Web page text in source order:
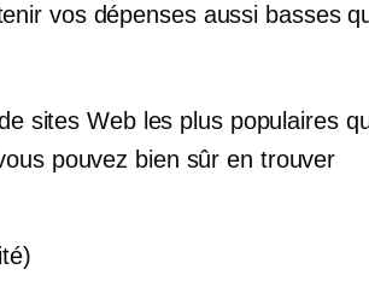
vos dépenses aussi basses
sites Web les plus populaires
pouvez bien sûr en trouver